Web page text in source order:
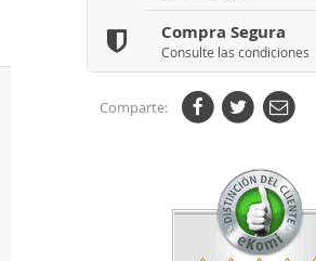
Compra Segura
Consulte las condiciones
Comparte: